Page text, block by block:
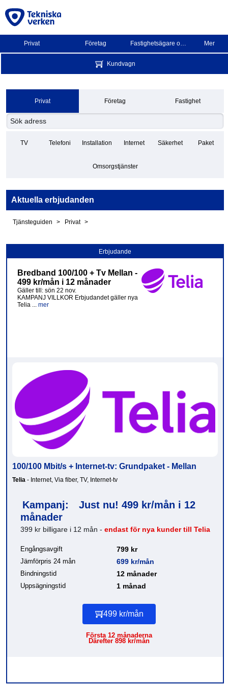
Privat Företag Fastighetsägare och BRF Mer
Kundvagn
Privat Företag Fastighet
TV Telefoni Installation Internet Säkerhet Paket
Omsorgstjänster
Aktuella erbjudanden
Tjänsteguiden Privat
Erbjudande
Bredband 100/100 + Tv Mellan -
499 kr/mån i 12 månader
Gäller till: sön 22 nov.
KAMPANJ VILLKOR Erbjudandet gäller nya
Telia ... mer
100/100 Mbit/s + Internet-tv: Grundpaket - Mellan
Telia - Internet, Via fiber, TV, Internet-tv
Kampanj:
Just nu! 499 kr/mån i 12
månader
399 kr billigare i 12 mån - endast för nya kunder till Telia
Engångsavgift 799 kr
Jämförpris 24 mån 699 kr/mån
Bindningstid 12 månader
Uppsägningstid 1 månad
499 kr/mån
Första 12 månaderna
Därefter 898 kr/mån